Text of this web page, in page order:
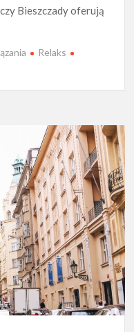
Bieszczady oferują
Relaks